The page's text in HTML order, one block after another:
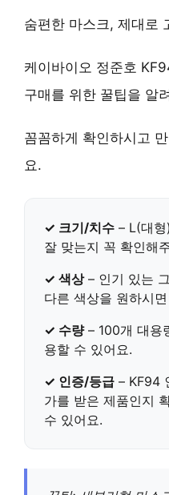
숨편한 마스크, 제대로
케이바이오 정준호
구매를 위한 꿀팁을 알
꼼꼼하게 확인하시고
요.
✓ 크기/치수 – L(대
잘 맞는지 꼭 확인해
✓ 색상– 인기 있는
다른 색상을 원하시
✓ 수량– 100개 대용
용할 수 있어요.
✓ 인증/등급 – KF94
가를 받은 제품인지
수 있어요.